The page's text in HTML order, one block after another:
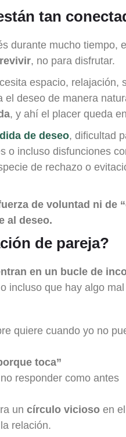
tan
durante mucho tiempo,
, no para disfrutar.
espacio, relajación,
deseo de manera
, y ahí el placer queda
de deseo, dificultad
o incluso disfunciones
de rechazo o
de voluntad ni de
al deseo.
de pareja?
en un bucle de
incluso que hay algo
quiere cuando yo no
toca”
responder como antes
un círculo vicioso en
relación.